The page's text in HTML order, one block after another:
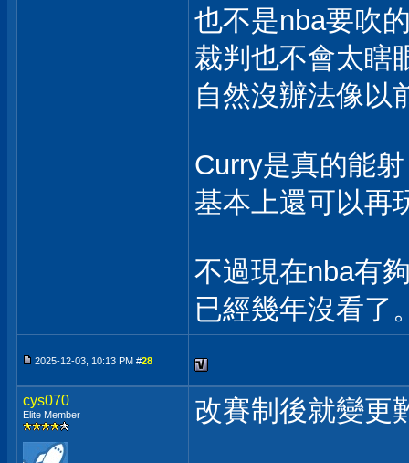
也不是nba要吹
裁判也不會太瞎
自然沒辦法像以
Curry是真的能
基本上還可以再
不過現在nba有
已經幾年沒看了
2025-12-03, 10:13 PM #28
cys070
Elite Member 改賽制後就變更